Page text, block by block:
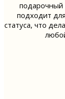
подарочный
подходит
статуса, что